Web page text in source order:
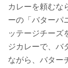
カレーを頼むな
ーの「バターパ
ッテージチーズ
ジカレーで、バ
ながら、バター